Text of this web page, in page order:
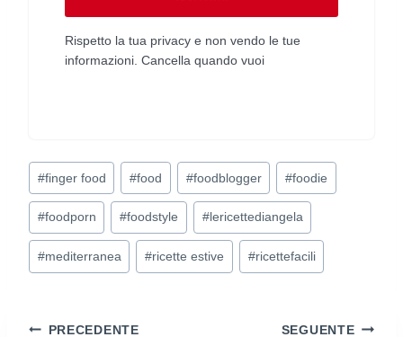
Rispetto la tua privacy e non vendo le tue
informazioni. Cancella quando vuoi
Tag
articolo:
#finger food #food #foodblogger #foodie
#foodporn #foodstyle #lericettediangela
#mediterranea #ricette estive #ricettefacili
PRECEDENTE SEGUENTE